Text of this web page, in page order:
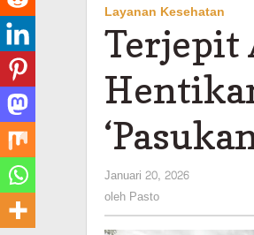
Layanan Kesehatan
Terjepit
Januari 20, 2026
oleh Pasto